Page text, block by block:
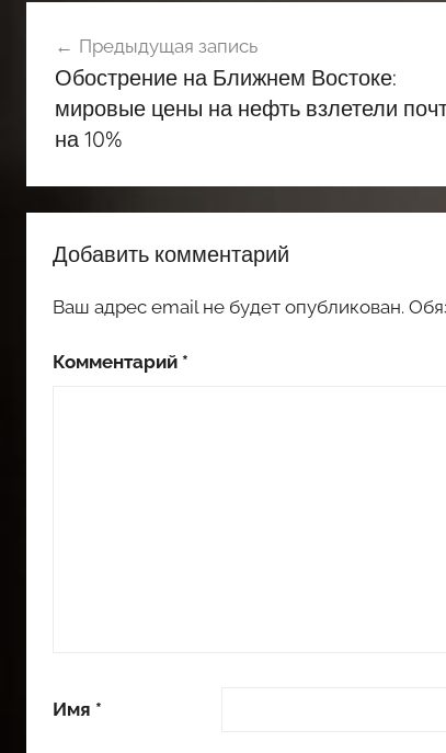
по
записям
Предыдущая запись
Обострение на Ближнем Востоке:
мировые цены на нефть взлетели
на 10%
Добавить комментарий
Ваш адрес email не будет опубликован.
Комментарий *
Имя *